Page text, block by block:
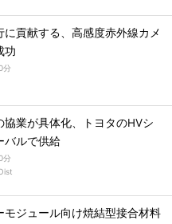
に貢献する、高感度赤外線カメ
功
分
協業が具体化、トヨタのHVシ
バルで供給
分
モジュール向け焼結型接合材料